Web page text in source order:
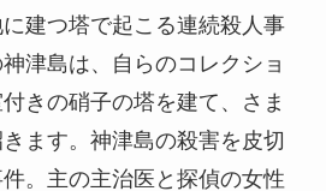
建つ塔で起こる連続殺人事
津島は、自らのコレクショ
きの硝子の塔を建て、さま
ます。神津島の殺害を皮切
。主の主治医と探偵の女性